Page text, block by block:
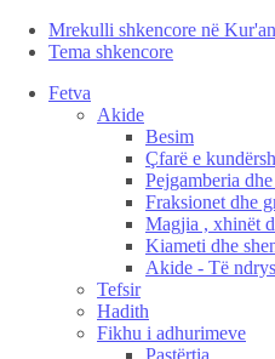
Mrekulli shkencore në
Tema shkencore
Fetva
Akide
Besim
Çfarë e
Pejgamberia
Fraksionet dhe
Magjia , xhinët
Kiameti dhe
Akide - Të
Tefsir
Hadith
Fikhu i adhurimeve
Pastërtia